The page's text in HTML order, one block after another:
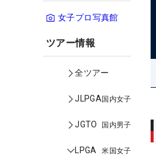
女子プロ写真館
ツアー情報
全ツアー
JLPGA国内女子
JGTO 国内男子
LPGA 米国女子